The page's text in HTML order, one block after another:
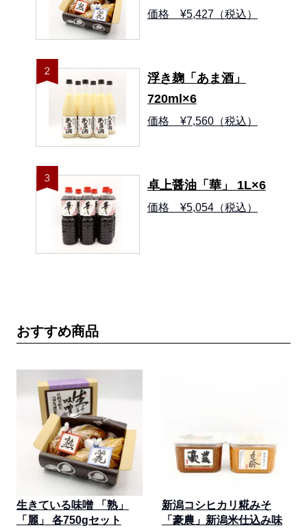
価格 ¥5,427（税込）
浮き麹「あま酒」
720ml×6
価格 ¥7,560（税込）
卓上醤油「華」 1L×6
価格 ¥5,054（税込）
おすすめ商品
生きている味噌 「熟」
「麗」 各750gセット
新潟コシヒカリ糀みそ
「豪農」新潟米仕込み味